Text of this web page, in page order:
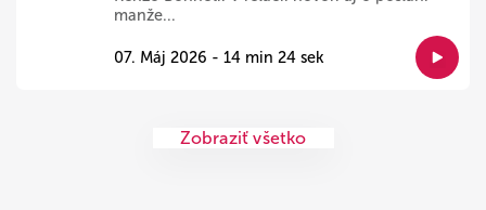
manže...
07. Máj 2026 - 14 min 24 sek
Zobraziť všetko